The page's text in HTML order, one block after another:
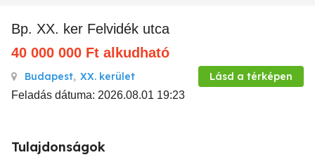
Bp. XX. ker Felvidék utca
40 000 000 Ft alkudható
Budapest, XX. kerület Lásd a térképen
Feladás dátuma: 2026.08.01 19:23
Tulajdonságok